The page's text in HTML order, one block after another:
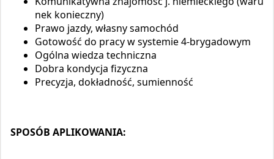
nek konieczny)
Prawo jazdy, własny samochód
Gotowość do pracy w systemie 4-brygadowym
Ogólna wiedza techniczna
Dobra kondycja fizyczna
Precyzja, dokładność, sumienność
SPOSÓB APLIKOWANIA: